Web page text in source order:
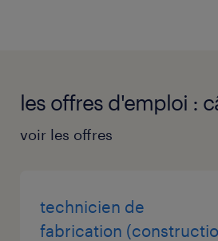
les offres d'emploi :
voir les offres
technicien de
fabrication